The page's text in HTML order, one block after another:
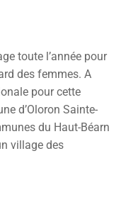
toute l’année pour
des femmes. A
pour cette
d’Oloron Sainte-
du Haut-Béarn
village des